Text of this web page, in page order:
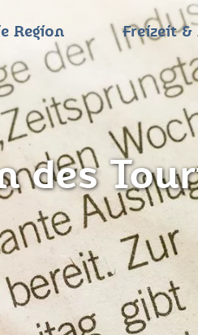
Region Freizeit &
des